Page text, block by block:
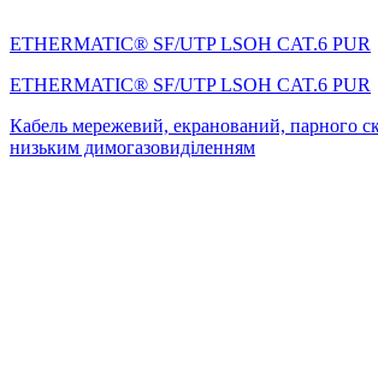
ETHERMATIC® SF/UTP LSOH CAT.6 PUR
ETHERMATIC® SF/UTP LSOH CAT.6 PUR
Кабель мережевий, екранований, парного
низьким димогазовиділенням